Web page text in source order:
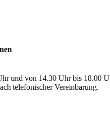
und von 14.30 Uhr bis 18.00
telefonischer Vereinbarung.